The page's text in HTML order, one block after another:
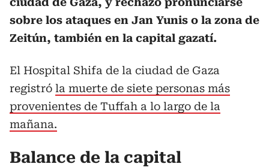
sobre los ataques en Jan Yunis o la zona de
Zeitún, también en la capital gazatí.
El Hospital Shifa de la ciudad de Gaza
registró la muerte de siete personas más
provenientes de Tuffah a lo largo de la
mañana.
Balance de la capital